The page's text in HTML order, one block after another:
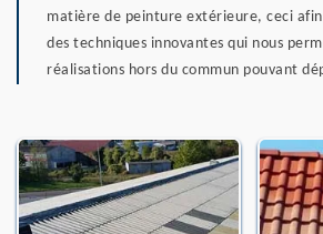
matière de peinture extérieure, ceci
des techniques innovantes qui nous
réalisations hors du commun pouvant